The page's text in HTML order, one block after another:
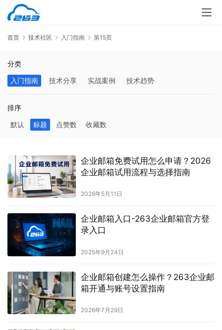
首页 技术社区 入门指南 第15页
分类
入门指南
技术分享 实战案例 技术趋势
排序
默认
标题 点赞数 收藏数
企业邮箱免费试用怎么申请？2026
企业邮箱试用流程与选择指南
2026年5月11日
企业邮箱入口-263企业邮箱官方登
录入口
2025年9月24日
企业邮箱创建怎么操作？263企业邮
箱开通与账号设置指南
2026年7月29日